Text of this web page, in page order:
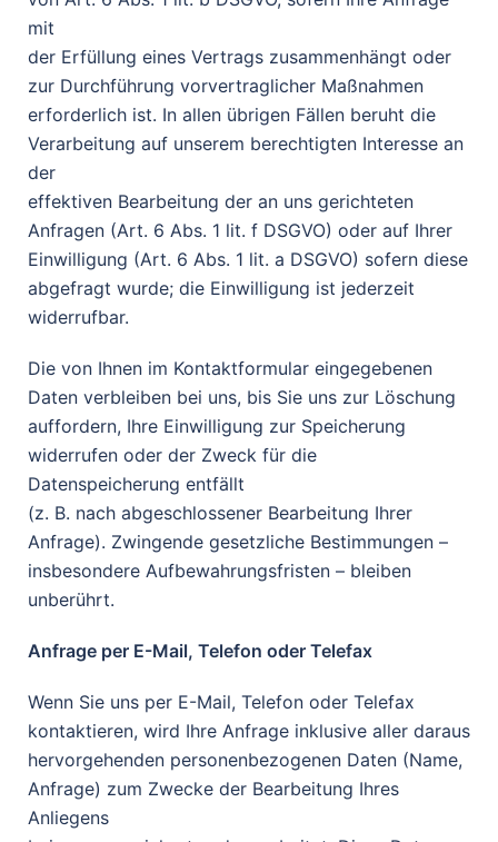
mit
der Erfüllung eines Vertrags zusammenhängt oder
zur Durchführung vorvertraglicher Maßnahmen
erforderlich ist. In allen übrigen Fällen beruht die
Verarbeitung auf unserem berechtigten Interesse an
der
effektiven Bearbeitung der an uns gerichteten
Anfragen (Art. 6 Abs. 1 lit. f DSGVO) oder auf Ihrer
Einwilligung (Art. 6 Abs. 1 lit. a DSGVO) sofern diese
abgefragt wurde; die Einwilligung ist jederzeit
widerrufbar.
Die von Ihnen im Kontaktformular eingegebenen
Daten verbleiben bei uns, bis Sie uns zur Löschung
auffordern, Ihre Einwilligung zur Speicherung
widerrufen oder der Zweck für die
Datenspeicherung entfällt
(z. B. nach abgeschlossener Bearbeitung Ihrer
Anfrage). Zwingende gesetzliche Bestimmungen –
insbesondere Aufbewahrungsfristen – bleiben
unberührt.
Anfrage per E-Mail, Telefon oder Telefax
Wenn Sie uns per E-Mail, Telefon oder Telefax
kontaktieren, wird Ihre Anfrage inklusive aller daraus
hervorgehenden personenbezogenen Daten (Name,
Anfrage) zum Zwecke der Bearbeitung Ihres
Anliegens